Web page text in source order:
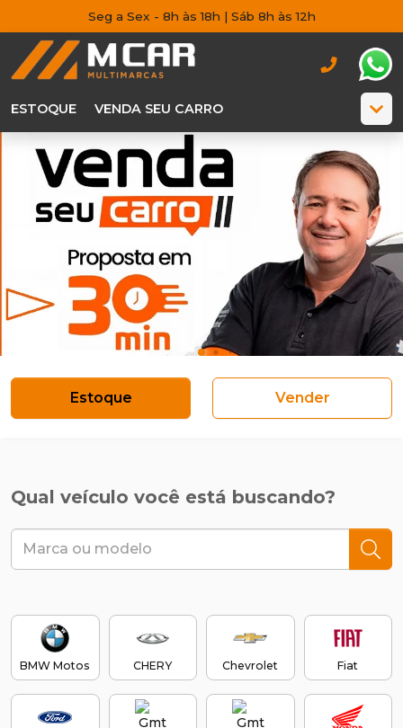
Seg a Sex - 8h às 18h | Sáb 8h às 12h
ESTOQUE VENDA SEU CARRO
Estoque Vender
Qual veículo você está buscando?
BMW Motos CHERY Chevrolet Fiat